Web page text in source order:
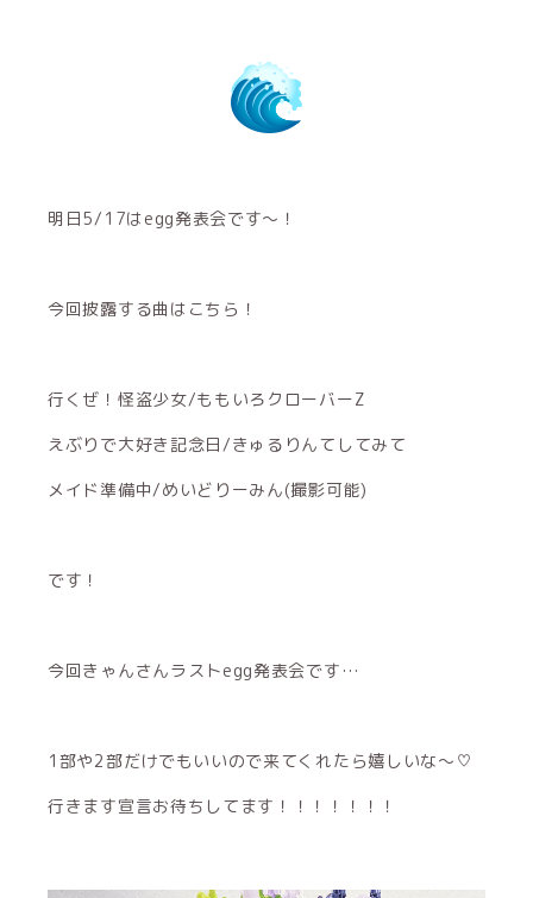
明日5/17はegg発表会です〜！
今回披露する曲はこちら！
行くぜ！怪盗少女/ももいろクローバーZ
えぶりで大好き記念日/きゅるりんてしてみて
メイド準備中/めいどりーみん(撮影可能)
です！
今回きゃんさんラストegg発表会です…
1部や2部だけでもいいので来てくれたら嬉しいな〜♡
行きます宣言お待ちしてます！！！！！！！